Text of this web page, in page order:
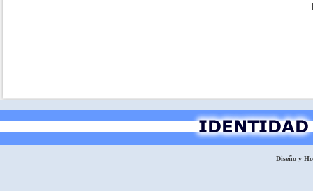
Diseño y